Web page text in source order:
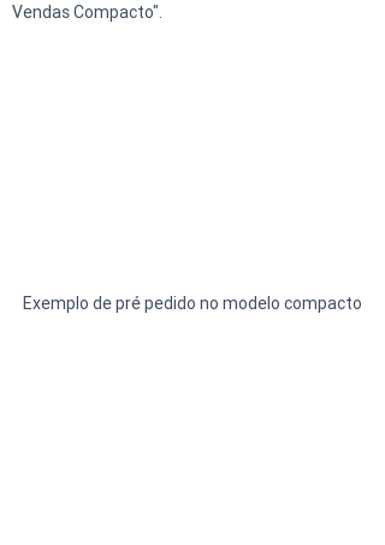
Vendas Compacto".
Exemplo de pré pedido no modelo compacto